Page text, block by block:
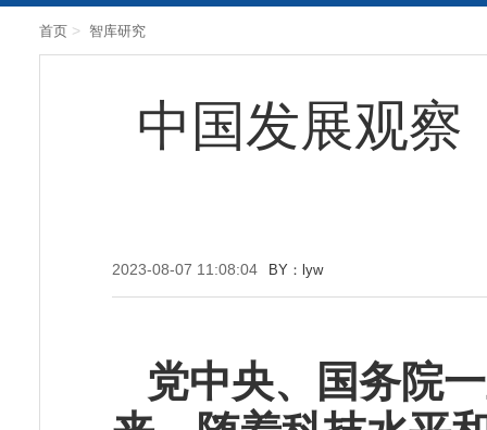
首页 > 智库研究
中国发展观察
2023-08-07 11:08:04 BY：lyw
党中央、国务院